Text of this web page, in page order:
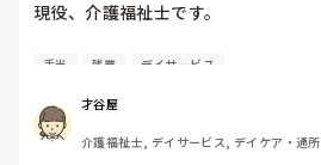
現役、介護福祉士です。
男性、大卒、介護業界9年目です。
さて、本題です。
基本給は14万円、宿直手当てが3000
手当 残業 デイサービス
才谷屋
介護福祉士, デイサービス, デイケア・通